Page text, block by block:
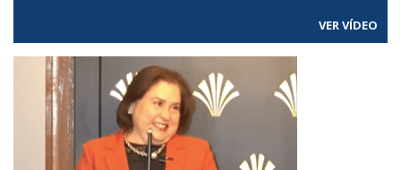
VER VÍDEO